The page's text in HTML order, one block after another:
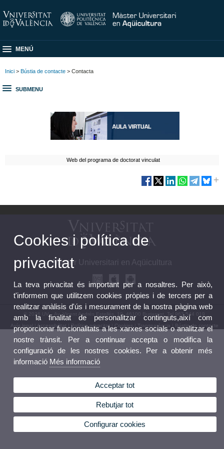
MENÚ
Inici > Bústia de contacte > Contacta
SUBMENU
Web del programa de doctorat vinculat
Màster Universitari en Aqüicultura
© 2026 UV. - Av. Vicent Andrés Estellés, 19, 46100 Burjassot. Tel 963 544 019
Avís legal Accessibilitat Política privacitat Cookies Transparència Bústia de contacte
Cookies i política de
privacitat
La teva privacitat és important per a nosaltres. Per això,
t'informem que utilitzem cookies pròpies i de tercers per a
realitzar anàlisis d'ús i mesurament de la nostra pàgina web
amb la finalitat de personalitzar continguts,així com
proporcionar funcionalitats a les xarxes socials o analitzar el
nostre trànsit. Per a continuar accepta o modifica la
configuració de les nostres cookies. Per a obtenir més
informació Més informació
Acceptar tot
Rebutjar tot
Configurar cookies